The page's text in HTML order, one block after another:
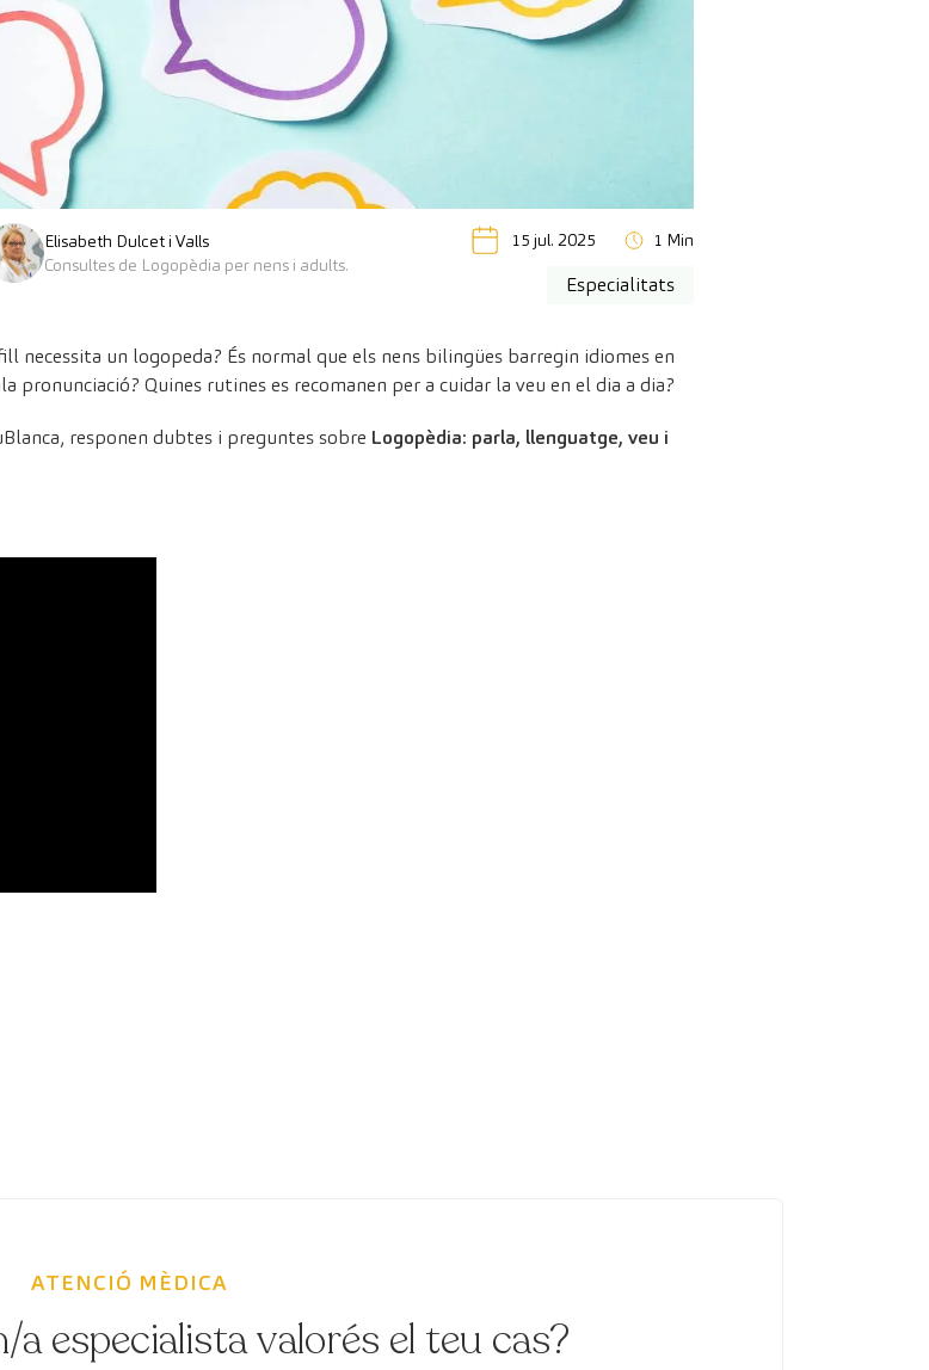
Elisabeth Dulcet i Valls
Consultes de Logopèdia per nens i adults.
15 jul. 2025 1 Min
Especialitats
necessita un logopeda? És normal que els nens bilingües barregin idiomes en
pronunciació? Quines rutines es recomanen per a cuidar la veu en el dia a dia?
responen dubtes i preguntes sobre Logopèdia: parla, llenguatge, veu i
ATENCIÓ MÈDICA
especialista valorés el teu cas?